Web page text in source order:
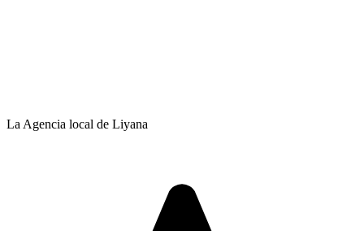
La Agencia local de Liyana